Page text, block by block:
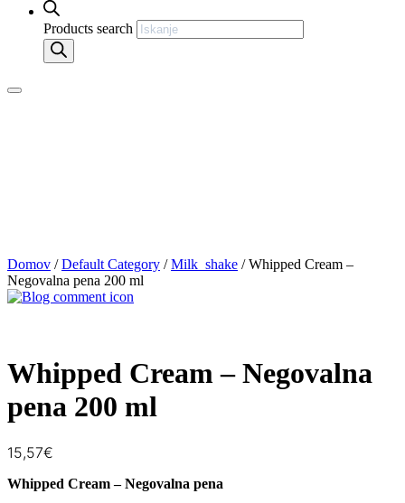
Products search
Domov /Default Category /Milk_shake / Whipped Cream –
Negovalna pena 200 ml
Whipped Cream – Negovalna
pena 200 ml
15,57€
Whipped Cream – Negovalna pena